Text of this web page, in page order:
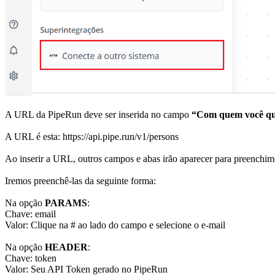
A URL da PipeRun deve ser inserida no campo “Com quem você
A URL é esta: https://api.pipe.run/v1/persons
Ao inserir a URL, outros campos e abas irão aparecer para
Iremos preenchê-las da seguinte forma:
Na opção PARAMS:
Chave: email
Valor: Clique na # ao lado do campo e selecione o e-mail
Na opção HEADER:
Chave: token
Valor: Seu API Token gerado no PipeRun